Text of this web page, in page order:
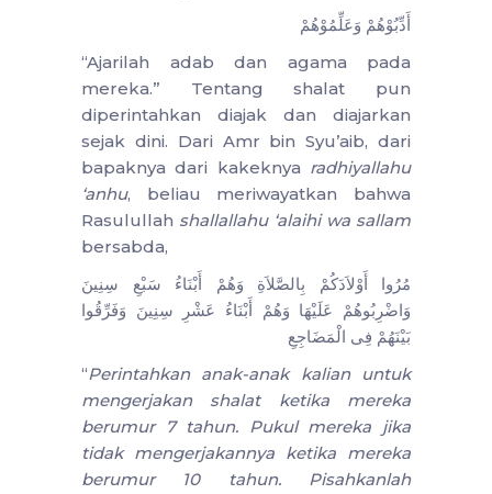
أَدِّبُوْهُمْ وَعَلِّمُوْهُمْ
“Ajarilah adab dan agama pada
mereka.” Tentang shalat pun
diperintahkan diajak dan diajarkan
sejak dini. Dari Amr bin Syu’aib, dari
bapaknya dari kakeknya radhiyallahu
‘anhu, beliau meriwayatkan bahwa
Rasulullah shallallahu ‘alaihi wa sallam
bersabda,
مُرُوا أَوْلاَدَكُمْ بِالصَّلاَةِ وَهُمْ أَبْنَاءُ سَبْعِ سِنِينَ
وَاضْرِبُوهُمْ عَلَيْهَا وَهُمْ أَبْنَاءُ عَشْرِ سِنِينَ وَفَرِّقُوا
بَيْنَهُمْ فِى الْمَضَاجِعِ
“Perintahkan anak-anak kalian untuk
mengerjakan shalat ketika mereka
berumur 7 tahun. Pukul mereka jika
tidak mengerjakannya ketika mereka
berumur 10 tahun. Pisahkanlah